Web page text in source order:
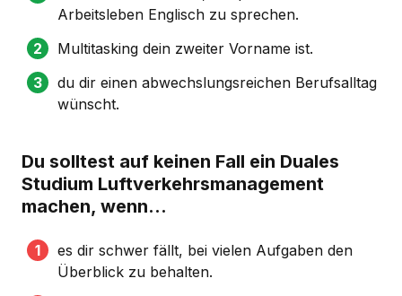
Arbeitsleben Englisch zu sprechen.
Multitasking dein zweiter Vorname ist.
du dir einen abwechslungsreichen Berufsalltag
wünscht.
Du solltest auf keinen Fall ein Duales
Studium Luftverkehrsmanagement
machen, wenn...
es dir schwer fällt, bei vielen Aufgaben den
Überblick zu behalten.